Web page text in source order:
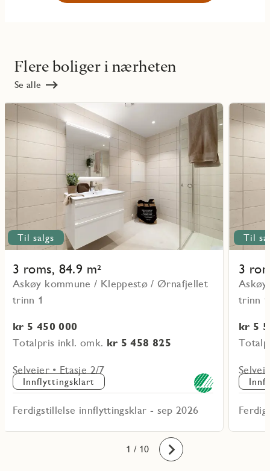
Flere boliger i nærheten
Se alle
Til salgs
3 roms, 84.9 m²
Askøy kommune / Kleppestø / Ørnafjellet
trinn 1
kr 5 450 000
Totalpris inkl. omk. kr 5 458 825
Selveier • Etasje 2/7
Innflyttingsklart
Ferdigstillelse innflyttingsklar - sep 2026
Les
mer
objekt
A-
Til
3
trinn 1
kr 5
Les
mer
objekt
A-
1
2
3
4
5
6
7
8
9
10 / 10 Fremover